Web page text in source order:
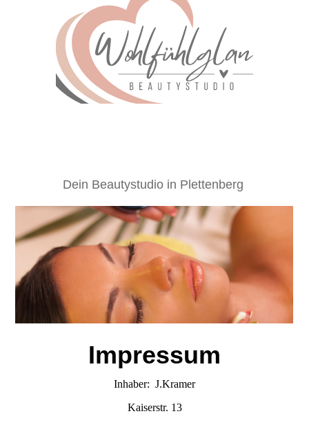
Dein Beautystudio in Plettenberg
Impressum
Inhaber: J.Kramer
Kaiserstr. 13